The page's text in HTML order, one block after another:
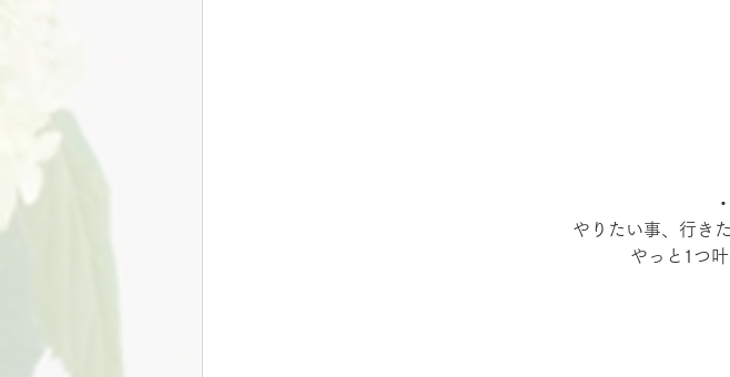
・
やりたい事、行き
やっと1つ叶